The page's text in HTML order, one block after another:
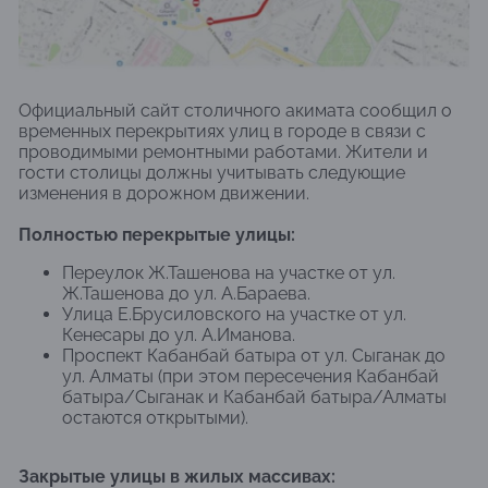
Официальный сайт столичного акимата сообщил о
временных перекрытиях улиц в городе в связи с
проводимыми ремонтными работами. Жители и
гости столицы должны учитывать следующие
изменения в дорожном движении.
Полностью перекрытые улицы:
Переулок Ж.Ташенова на участке от ул.
Ж.Ташенова до ул. А.Бараева.
Улица Е.Брусиловского на участке от ул.
Кенесары до ул. А.Иманова.
Проспект Кабанбай батыра от ул. Сыганак до
ул. Алматы (при этом пересечения Кабанбай
батыра/Сыганак и Кабанбай батыра/Алматы
остаются открытыми).
Закрытые улицы в жилых массивах: